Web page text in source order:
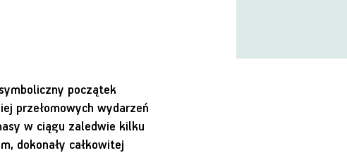
początek
przełomowych wydarzeń
w ciągu zaledwie kilku
dokonały całkowitej